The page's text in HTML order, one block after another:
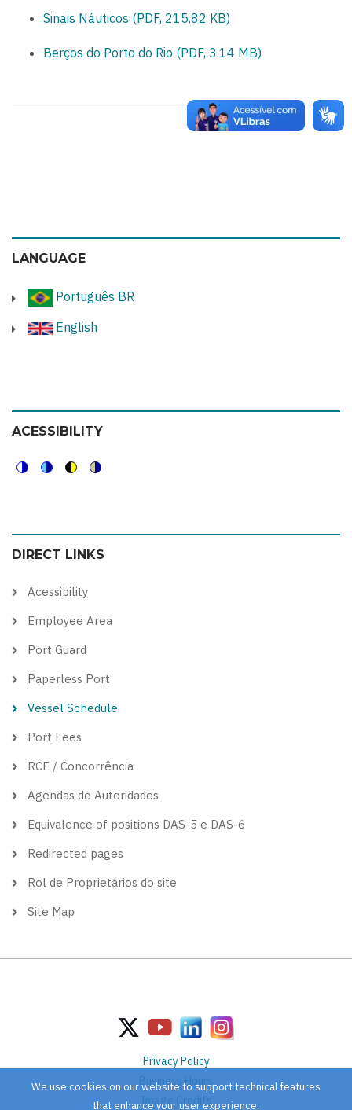
Sinais Náuticos (PDF, 215.82 KB)
Berços do Porto do Rio (PDF, 3.14 MB)
LANGUAGE
Português BR
English
ACESSIBILITY
color
theme
blue
theme
high
visibility
soft
theme
DIRECT LINKS
Acessibility
Employee Area
Port Guard
Paperless Port
Vessel Schedule
Port Fees
RCE / Concorrência
Agendas de Autoridades
Equivalence of positions DAS-5 e DAS-6
Redirected pages
Rol de Proprietários do site
Site Map
Privacy Policy
Business Hours
Image Credits
We use cookies on our website to support technical features
that enhance your user experience.